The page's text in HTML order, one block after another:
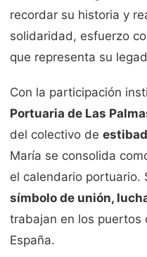
recordar su historia y
solidaridad, esfuerzo
que representa su
Con la participación
Portuaria de Las
del colectivo de
María se consolida
el calendario portuario.
símbolo de unión,
trabajan en los puertos
España.